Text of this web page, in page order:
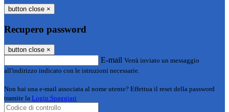
button close ×
Recupero password
button close ×
E-mail Verrà inviato un messaggio
all'indirizzo indicato con le istruzioni necessarie.
Non hai una e-mail associata al nome utente? Effettua il reset della password
tramite la Login Spaggiari